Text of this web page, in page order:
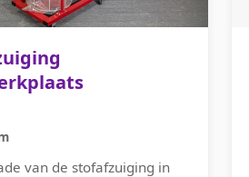
van de stofafzuiging in